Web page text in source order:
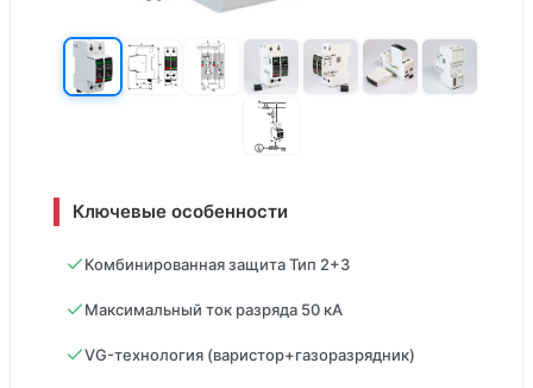
Ключевые особенности
Комбинированная защита Тип 2+3
Максимальный ток разряда 50 кА
VG-технология (варистор+газоразрядник)